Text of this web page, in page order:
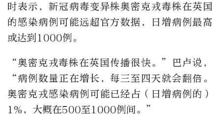
时表示，新冠病毒变异株奥密克戎毒株在英国
的感染病例可能远超官方数据，日增病例最高
或达到1000例。
“奥密克戎毒株在英国传播很快。”巴卢说，
“病例数量正在增长，每三至四天就会翻倍。
奥密克戎感染病例可能已经占（日增病例的）
1%，大概在500至1000例间。”